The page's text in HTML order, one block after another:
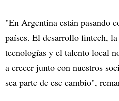
"En Argentina están pasando
países. El desarrollo fintech,
tecnologías y el talento local
a crecer junto con nuestros
sea parte de ese cambio",